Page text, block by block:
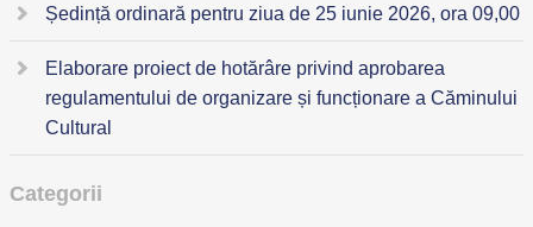
Ședință ordinară pentru ziua de 25 iunie 2026, ora 09,00
Elaborare proiect de hotărâre privind aprobarea
regulamentului de organizare și funcționare a Căminului
Cultural
Categorii